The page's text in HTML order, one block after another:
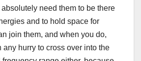
need them to be there
and to hold space for
join them, and when you do,
any hurry to cross over into the